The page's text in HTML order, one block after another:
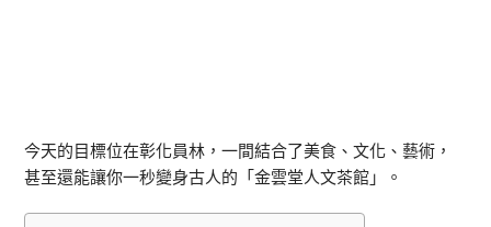
今天的目標位在彰化員林，一間結合了美食、文化、藝術，
甚至還能讓你一秒變身古人的「金雲堂人文茶館」。